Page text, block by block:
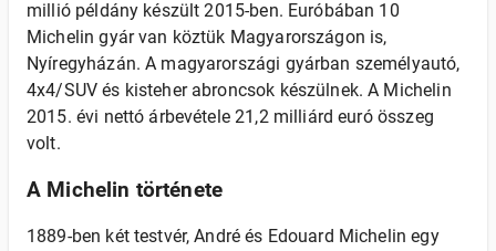
millió példány készült 2015-ben. Euróbában 10
Michelin gyár van köztük Magyarországon is,
Nyíregyházán. A magyarországi gyárban személyautó,
4x4/SUV és kisteher abroncsok készülnek. A Michelin
2015. évi nettó árbevétele 21,2 milliárd euró összeg
volt.
A Michelin története
1889-ben két testvér, André és Edouard Michelin egy